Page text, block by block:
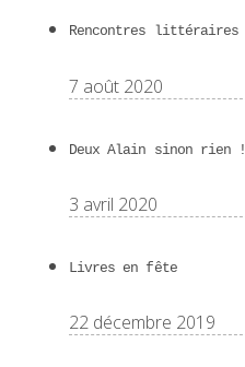
Rencontres littéraires
7 août 2020
Deux Alain sinon rien !
3 avril 2020
Livres en fête
22 décembre 2019